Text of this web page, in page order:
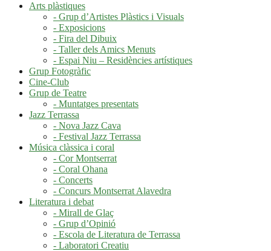
Arts plàstiques
- Grup d’Artistes Plàstics i Visuals
- Exposicions
- Fira del Dibuix
- Taller dels Amics Menuts
- Espai Niu – Residències artístiques
Grup Fotogràfic
Cine-Club
Grup de Teatre
- Muntatges presentats
Jazz Terrassa
- Nova Jazz Cava
- Festival Jazz Terrassa
Música clàssica i coral
- Cor Montserrat
- Coral Ohana
- Concerts
- Concurs Montserrat Alavedra
Literatura i debat
- Mirall de Glaç
- Grup d’Opinió
- Escola de Literatura de Terrassa
- Laboratori Creatiu